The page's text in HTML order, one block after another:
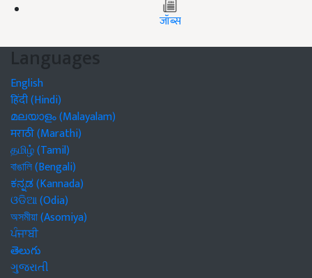
जॉब्स
Languages
English
हिंदी (Hindi)
മലയാളം (Malayalam)
मराठी (Marathi)
தமிழ் (Tamil)
বাঙালি (Bengali)
ಕನ್ನಡ (Kannada)
ଓଡିଆ (Odia)
অসমীয়া (Asomiya)
ਪੰਜਾਬੀ
తెలుగు
ગુજરાતી